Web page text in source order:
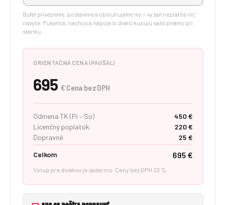
Bufet privezieme, postavíme a obsluhujeme my — vy zaň neplatíte nič
navyše. Pukance, nachos a nápoje si diváci kupujú sami priamo pri
stánku.
ORIENTAČNÁ CENA (PAUŠÁL)
695 € Cena bez DPH
Odmena TK (Pi – So)
450 €
Licenčný poplatok
220 €
Dopravné
25 €
Celkom
695 €
Vstup pre divákov je zadarmo. Ceny bez DPH 23 %.